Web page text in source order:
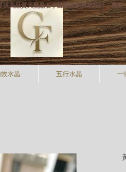
高品質天然晶石手鏈與原創飾品設計，專業
水晶 五行水晶 一